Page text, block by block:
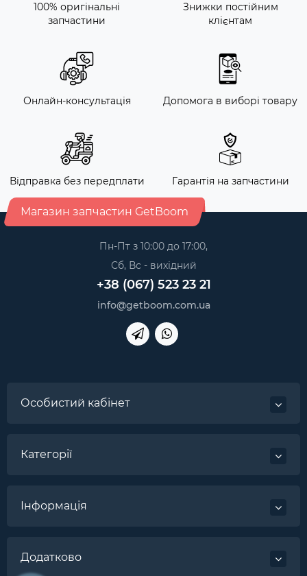
100% оригінальні
запчастини
Знижки постійним
клієнтам
Онлайн-консультація Допомога в виборі товару
Відправка без передплати Гарантія на запчастини
Магазин запчастин GetBoom
Пн-Пт з 10:00 до 17:00,
Сб, Вс - вихідний
+38 (067) 523 23 21
info@getboom.com.ua
Особистий кабінет
Категорії
Інформація
Додатково